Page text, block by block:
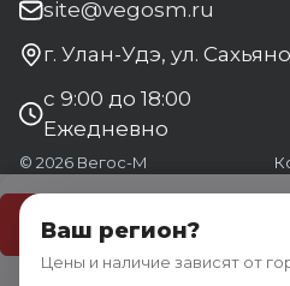
site@vegosm.ru
г. Улан-Удэ, ул.
с 9:00 до 18:00
Ежедневно
© 2026 Вегос-М
Ваш регион?
Цены и наличие зависят от